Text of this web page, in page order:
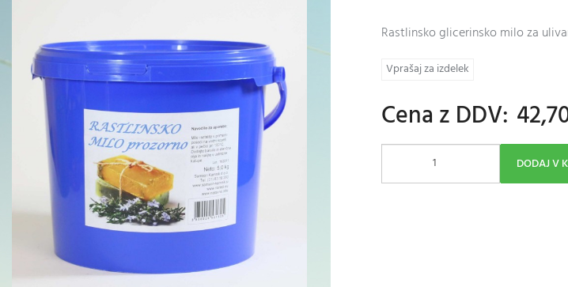
Rastlinsko glicerinsko milo za
Vprašaj za izdelek
Cena z DDV:
DODAJ V